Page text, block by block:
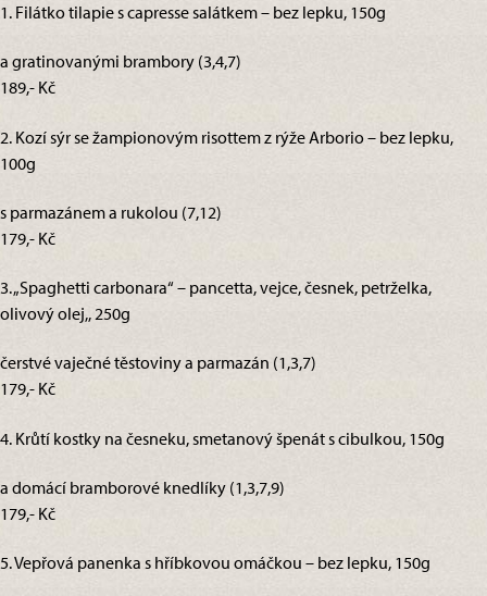
1. Filátko tilapie s capresse salátkem – bez lepku, 150g
a gratinovanými brambory (3,4,7)
189,- Kč
2. Kozí sýr se žampionovým risottem z rýže Arborio – bez lepku,
100g
s parmazánem a rukolou (7,12)
179,- Kč
3. „Spaghetti carbonara“ – pancetta, vejce, česnek, petrželka,
olivový olej,, 250g
čerstvé vaječné těstoviny a parmazán (1,3,7)
179,- Kč
4. Krůtí kostky na česneku, smetanový špenát s cibulkou, 150g
a domácí bramborové knedlíky (1,3,7,9)
179,- Kč
5. Vepřová panenka s hříbkovou omáčkou – bez lepku, 150g